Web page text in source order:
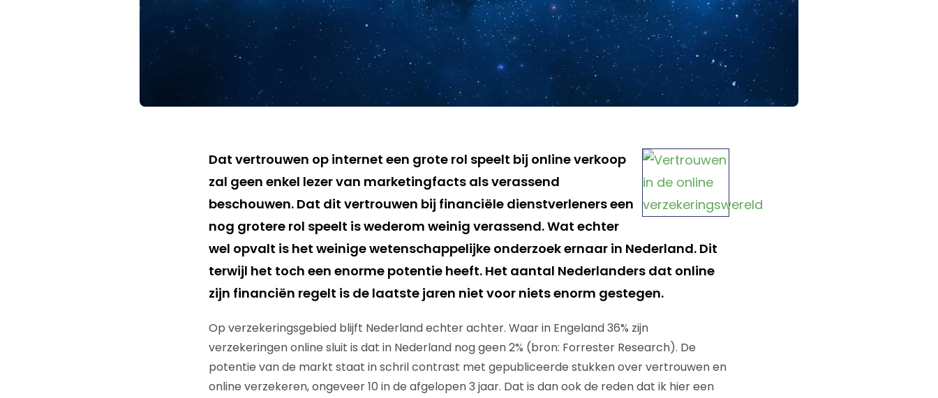
Dat vertrouwen op internet een grote rol speelt bij online verkoop
zal geen enkel lezer van marketingfacts als verassend
beschouwen. Dat dit vertrouwen bij financiële dienstverleners een
nog grotere rol speelt is wederom weinig verassend. Wat echter
wel opvalt is het weinige wetenschappelijke onderzoek ernaar in Nederland. Dit
terwijl het toch een enorme potentie heeft. Het aantal Nederlanders dat online
zijn financiën regelt is de laatste jaren niet voor niets enorm gestegen.
Op verzekeringsgebied blijft Nederland echter achter. Waar in Engeland 36% zijn
verzekeringen online sluit is dat in Nederland nog geen 2% (bron: Forrester Research). De
potentie van de markt staat in schril contrast met gepubliceerde stukken over vertrouwen en
online verzekeren, ongeveer 10 in de afgelopen 3 jaar. Dat is dan ook de reden dat ik hier een